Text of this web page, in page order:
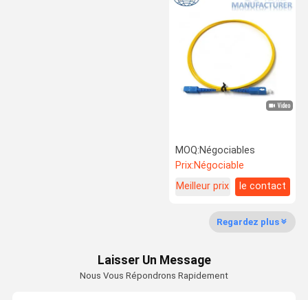
tableau de connexions de bâti de support
Fermeture optique d'épissure de fibre
MOQ:Négociables
Prix:Négociable
Meilleur prix
le contact
Regardez plus
Laisser Un Message
Nous Vous Répondrons Rapidement